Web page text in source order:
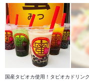
国産タピオカ使用！タピオカドリン